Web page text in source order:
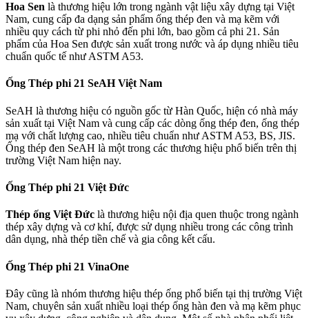
Hoa Sen là thương hiệu lớn trong ngành vật liệu xây dựng tại Việt
Nam, cung cấp đa dạng sản phẩm ống thép đen và mạ kẽm với
nhiều quy cách từ phi nhỏ đến phi lớn, bao gồm cả phi 21. Sản
phẩm của Hoa Sen được sản xuất trong nước và áp dụng nhiều tiêu
chuẩn quốc tế như ASTM A53.
Ống Thép phi 21 SeAH Việt Nam
SeAH là thương hiệu có nguồn gốc từ Hàn Quốc, hiện có nhà máy
sản xuất tại Việt Nam và cung cấp các dòng ống thép đen, ống thép
mạ với chất lượng cao, nhiều tiêu chuẩn như ASTM A53, BS, JIS.
Ống thép đen SeAH là một trong các thương hiệu phổ biến trên thị
trường Việt Nam hiện nay.
Ống Thép phi 21 Việt Đức
Thép ống Việt Đức là thương hiệu nội địa quen thuộc trong ngành
thép xây dựng và cơ khí, được sử dụng nhiều trong các công trình
dân dụng, nhà thép tiền chế và gia công kết cấu.
Ống Thép phi 21 VinaOne
Đây cũng là nhóm thương hiệu thép ống phổ biến tại thị trường Việt
Nam, chuyên sản xuất nhiều loại thép ống hàn đen và mạ kẽm phục